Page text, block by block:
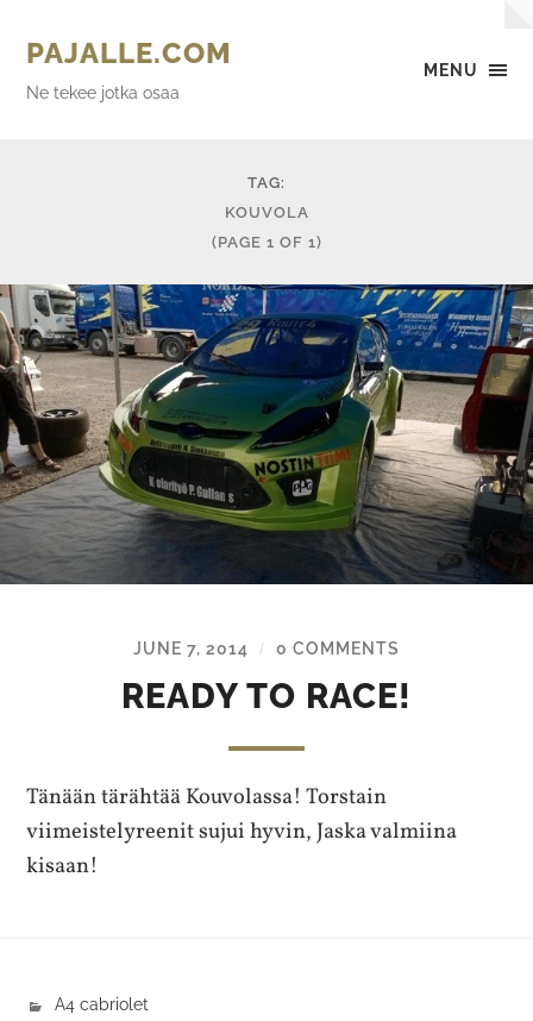
MENU
PAJALLE.COM
Ne tekee jotka osaa
TAG:
KOUVOLA
(PAGE 1 OF 1)
JUNE 7, 2014 / 0 COMMENTS
READY TO RACE!
Tänään tärähtää Kouvolassa! Torstain
viimeistelyreenit sujui hyvin, Jaska valmiina
kisaan!
A4 cabriolet